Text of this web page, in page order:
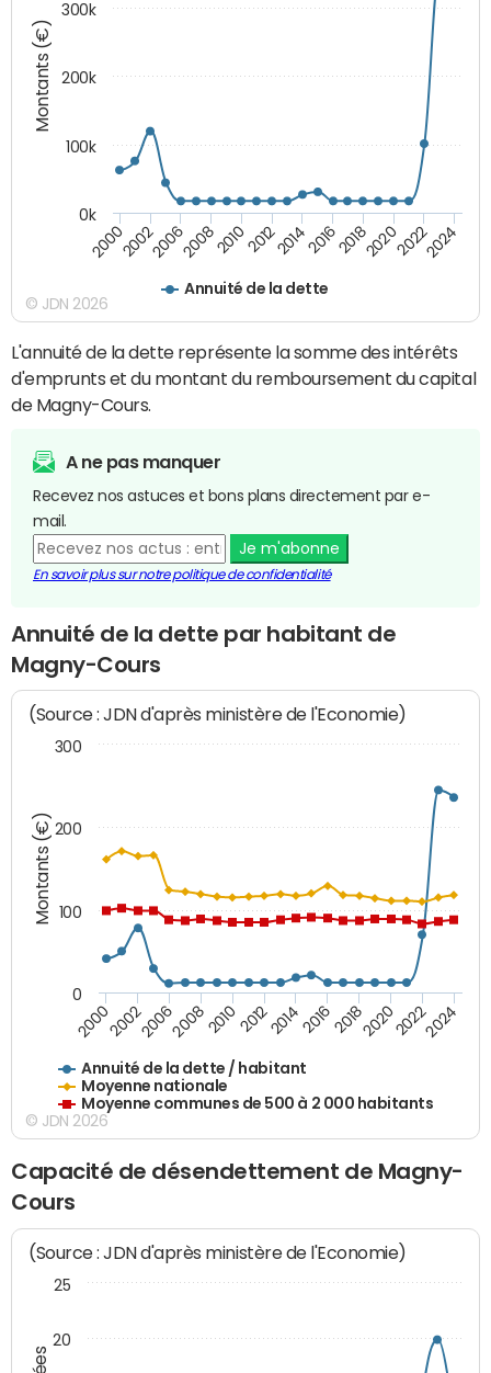
Montants (€)
Annuité de la dette
200020022006200820102012201420162018202020222024
0k
100k
200k
300k
© JDN 2026
L'annuité de la dette représente la somme des intérêts
d'emprunts et du montant du remboursement du capital
de Magny-Cours.
A ne pas manquer
Recevez nos astuces et bons plans directement par e-
mail.
Je m'abonne
En savoir plus sur notre politique de confidentialité
Annuité de la dette par habitant de
Magny-Cours
Montants (€)
(Source : JDN d'après ministère de l'Economie)
Annuité de la dette / habitant
Moyenne nationale
Moyenne communes de 500 à 2 000 habitants
200020022006200820102012201420162018202020222024
0
100
200
300
© JDN 2026
Capacité de désendettement de Magny-
Cours
(Source : JDN d'après ministère de l'Economie)
20
25